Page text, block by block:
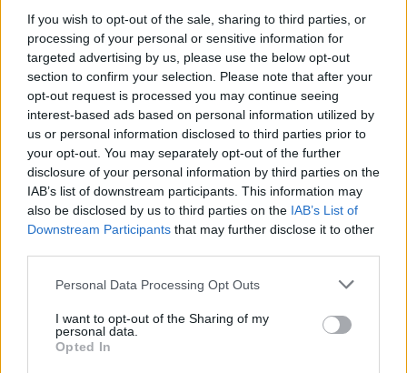
If you wish to opt-out of the sale, sharing to third parties, or
processing of your personal or sensitive information for
targeted advertising by us, please use the below opt-out
section to confirm your selection. Please note that after your
opt-out request is processed you may continue seeing
interest-based ads based on personal information utilized by
us or personal information disclosed to third parties prior to
your opt-out. You may separately opt-out of the further
disclosure of your personal information by third parties on the
IAB’s list of downstream participants. This information may
also be disclosed by us to third parties on the IAB’s List of
Downstream Participants that may further disclose it to other
Personal Data Processing Opt Outs
I want to opt-out of the Sharing of my
personal data.
Opted In
Hospodářským zvířatům pomáhají při vedrech remízky
i kamenné stáje
4.8.2026 12:52 ( ČTK
Hospodářská zvířata na jihu
Čech se při tropických
teplotách ochlazují v
remízkách i kamenných stájích.
Někteří jihočeští farmáři
vypouštějí krávy, ovce či koně na pastviny v noci a v největších
vedrech je nechávají uvnitř chladnějších budov. Kvůli suchu
neroste na loukách tráva a zemědělci musí dobytek přikrmovat
zásobami sena na zimu. Vysychají zdroje vody a rostou náklady na
její dopravu i na elektřinu na ochlazování zvířat, zjistila ČTK.
tři lvice, píše BBC News
Diskuse: 2
Tři lvice v zoologické zahradě v